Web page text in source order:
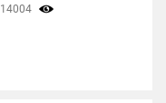
14004